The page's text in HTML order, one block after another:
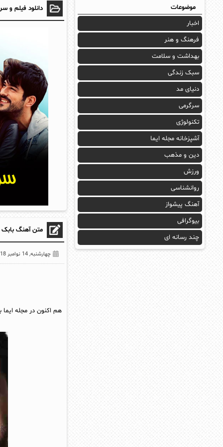
دانلود فیلم و
متن آهنگ
چهارشنبه, 14 نوامبر 2018
هم اکنون در مجله
موضوعات
اخبار
فرهنگ و هنر
بهداشت و سلامت
سبک زندگی
دنیای مد
سرگرمی
تکنولوژی
آشپزخانه مجله ایما
دین و مذهب
ورزش
روانشناسی
آهنگ پیشواز
بیوگرافی
چند رسانه ای